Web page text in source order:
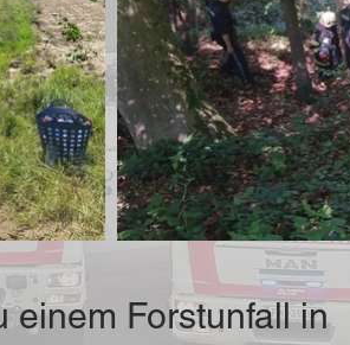
einem Forstunfall in